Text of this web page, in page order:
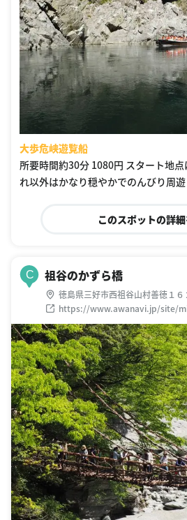
大歩危峡遊覧船
所要時間約30分 1080円 スタート地点
れ以外はかなり穏やかでのんびり周遊
このスポットの詳
C 祖谷のかずら橋
徳島県三好市西祖谷山村善徳１６
https://www.awanavi.jp/site/